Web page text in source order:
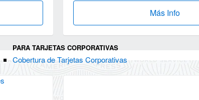
PARA TARJETAS CORPORATIVAS
Cobertura de Tarjetas Corporativas
Más Info